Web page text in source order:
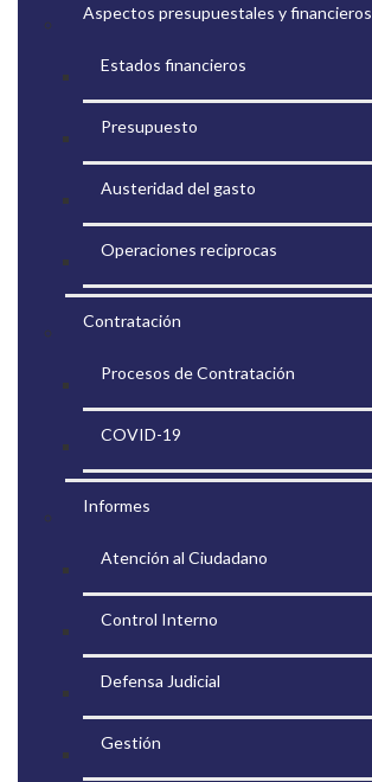
Aspectos presupuestales y financieros
Estados financieros
Presupuesto
Austeridad del gasto
Operaciones reciprocas
Contratación
Procesos de Contratación
COVID-19
Informes
Atención al Ciudadano
Control Interno
Defensa Judicial
Gestión